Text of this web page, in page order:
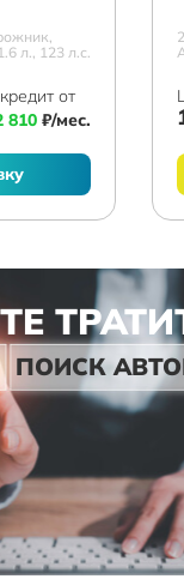
л., 123 л.с.
от
810 ₽/мес.
ПОИСК